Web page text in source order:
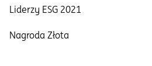
Liderzy ESG 2021
Nagroda Złota